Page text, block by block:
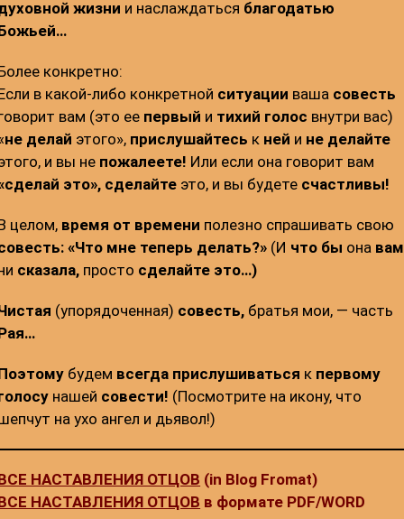
жизни и наслаждаться благодатью
конкретно:
в какой-либо конкретной ситуации ваша совесть
вам (это ее первый и тихий голос внутри вас)
не делай этого», прислушайтесь к ней и не делайте
и вы не пожалеете! Или если она говорит вам
это», сделайте это, и вы будете счастливы!
целом, время от времени полезно спрашивать свою
«Что мне теперь делать?» (И что бы она вам
сказала, просто сделайте это…)
(упорядоченная) совесть, братья мои, — часть
будем всегда прислушиваться к первому
нашей совести! (Посмотрите на икону, что
на ухо ангел и дьявол!)
НАСТАВЛЕНИЯ ОТЦОВ (in Blog Fromat)
НАСТАВЛЕНИЯ ОТЦОВ в формате PDF/WORD